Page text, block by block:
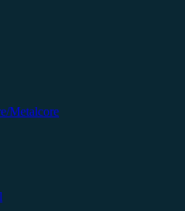
Metalcore